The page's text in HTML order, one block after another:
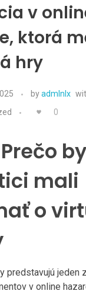
v
ktorá
hry
byadmlnlx
0
mali
o
predstavujú jeden
v online